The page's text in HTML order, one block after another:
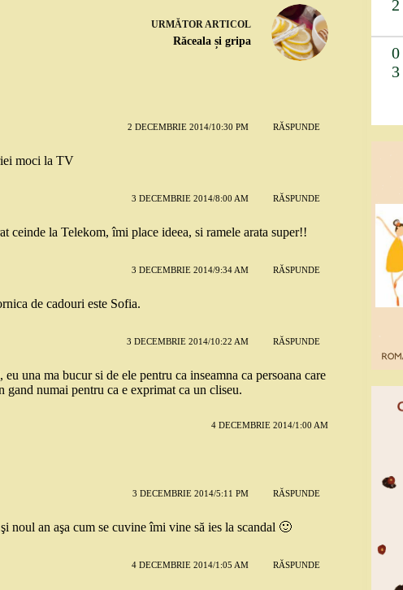
URMĂTORARTICOL
Răceala și gripa
2 DECEMBRIE 2014/10:30 PM RĂSPUNDE
moci la TV
3 DECEMBRIE 2014/8:00 AM RĂSPUNDE
ceinde la Telekom, îmi place ideea, si ramele arata super!!
3 DECEMBRIE 2014/9:34 AM RĂSPUNDE
de cadouri este Sofia.
3 DECEMBRIE 2014/10:22 AM RĂSPUNDE
una ma bucur si de ele pentru ca inseamna ca persoana care
numai pentru ca e exprimat ca un cliseu.
4 DECEMBRIE 2014/1:00 AM
3 DECEMBRIE 2014/5:11 PM RĂSPUNDE
noul an aşa cum se cuvine îmi vine să ies la scandal 🙂
4 DECEMBRIE 2014/1:05 AM RĂSPUNDE
2
0
3